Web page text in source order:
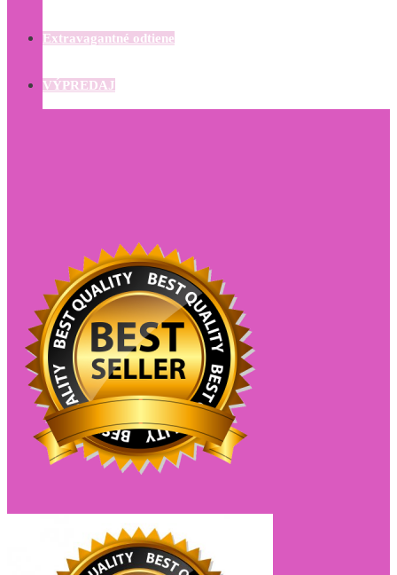
Extravagantné odtiene
VÝPREDAJ